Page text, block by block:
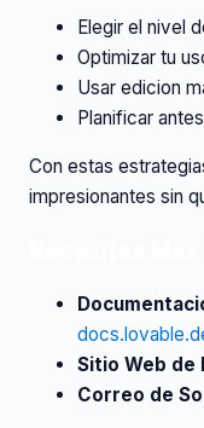
Elegir el nivel
Optimizar tu
Usar edicion
Planificar
Con estas
impresionantes sin
Sitio Web de
Correo de